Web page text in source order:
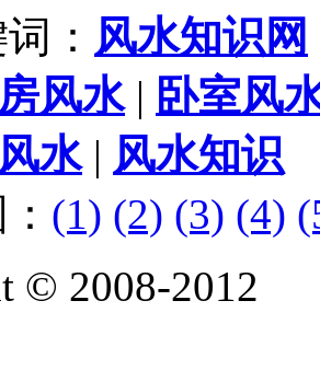
： 风水知识网
风水| 卧室风
水| 风水知识
(1) (2) (3) (4)
© 2008-2012